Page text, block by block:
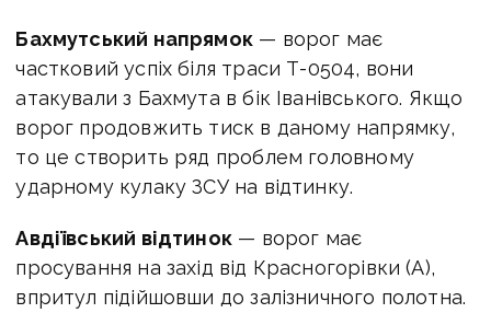
Бахмутський напрямок — ворог має
частковий успіх біля траси Т-0504, вони
атакували з Бахмута в бік Іванівського. Якщо
ворог продовжить тиск в даному напрямку,
то це створить ряд проблем головному
ударному кулаку ЗСУ на відтинку.
Авдіївський відтинок — ворог має
просування на захід від Красногорівки (А),
впритул підійшовши до залізничного полотна.